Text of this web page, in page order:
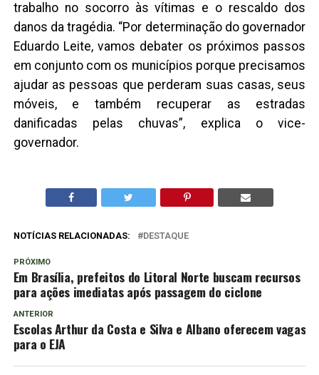
trabalho no socorro às vítimas e o rescaldo dos
danos da tragédia. “Por determinação do governador
Eduardo Leite, vamos debater os próximos passos
em conjunto com os municípios porque precisamos
ajudar as pessoas que perderam suas casas, seus
móveis, e também recuperar as estradas
danificadas pelas chuvas”, explica o vice-
governador.
NOTÍCIAS RELACIONADAS: DESTAQUE
PRÓXIMO
Em Brasília, prefeitos do Litoral Norte buscam recursos
para ações imediatas após passagem do ciclone
ANTERIOR
Escolas Arthur da Costa e Silva e Albano oferecem vagas
para o EJA